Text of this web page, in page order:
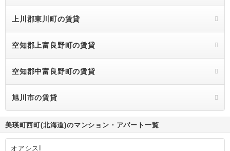
上川郡東川町の賃貸
空知郡上富良野町の賃貸
空知郡中富良野町の賃貸
旭川市の賃貸
美瑛町西町(北海道)のマンション・アパート一覧
オアシスI